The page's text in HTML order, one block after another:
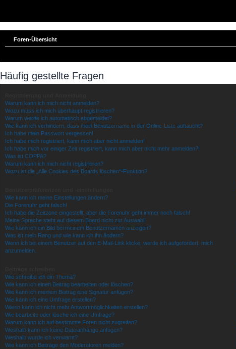
Foren-Übersicht
Häufig gestellte Fragen
Warum kann ich mich nicht anmelden?
Wozu muss ich mich überhaupt registrieren?
Warum werde ich automatisch abgemeldet?
Wie kann ich verhindern, dass mein Benutzername in der Online-Liste auftaucht?
Ich habe mein Passwort vergessen!
Ich habe mich registriert, kann mich aber nicht anmelden!
Ich habe mich vor einiger Zeit registriert, kann mich aber nicht mehr anmelden?!
Was ist COPPA?
Warum kann ich mich nicht registrieren?
Wozu ist die „Alle Cookies des Boards löschen“-Funktion?
Wie kann ich meine Einstellungen ändern?
Die Forenuhr geht falsch!
Ich habe die Zeitzone eingestellt, aber die Forenuhr geht immer noch falsch!
Meine Sprache steht auf diesem Board nicht zur Auswahl!
Wie kann ich ein Bild bei meinem Benutzernamen anzeigen?
Was ist mein Rang und wie kann ich ihn ändern?
Wenn ich bei einem Benutzer auf den E-Mail-Link klicke, werde ich aufgefordert, mich
anzumelden.
Wie schreibe ich ein Thema?
Wie kann ich einen Beitrag bearbeiten oder löschen?
Wie kann ich meinem Beitrag eine Signatur anfügen?
Wie kann ich eine Umfrage erstellen?
Wieso kann ich nicht mehr Antwortmöglichkeiten erstellen?
Wie bearbeite oder lösche ich eine Umfrage?
Warum kann ich auf bestimmte Foren nicht zugreifen?
Weshalb kann ich keine Dateianhänge anfügen?
Weshalb wurde ich verwarnt?
Wie kann ich Beiträge den Moderatoren melden?